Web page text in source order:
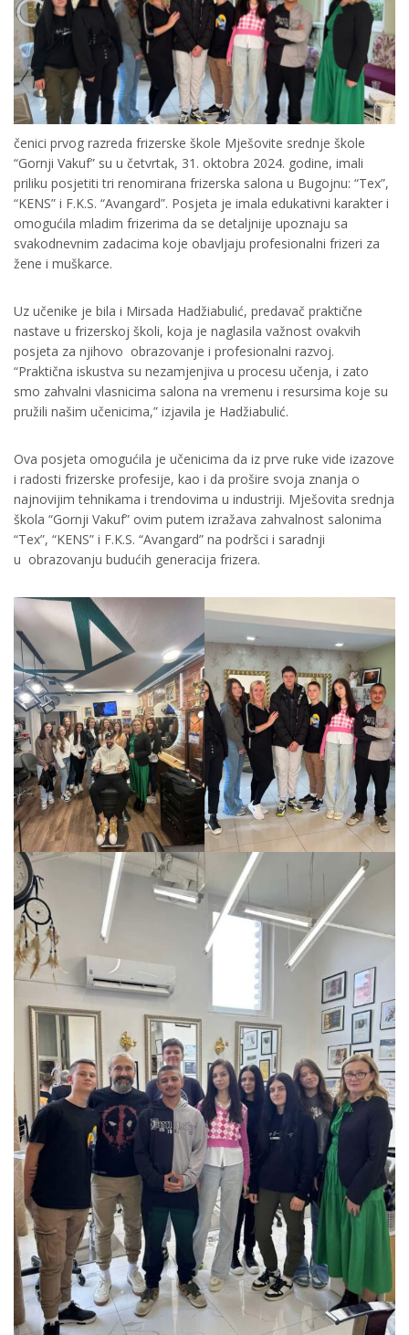
čenici prvog razreda frizerske škole Mješovite srednje škole
“Gornji Vakuf” su u četvrtak, 31. oktobra 2024. godine, imali
priliku posjetiti tri renomirana frizerska salona u Bugojnu: “Tex”,
“KENS” i F.K.S. “Avangard”. Posjeta je imala edukativni karakter i
omogućila mladim frizerima da se detaljnije upoznaju sa
svakodnevnim zadacima koje obavljaju profesionalni frizeri za
žene i muškarce.
Uz učenike je bila i Mirsada Hadžiabulić, predavač praktične
nastave u frizerskoj školi, koja je naglasila važnost ovakvih
posjeta za njihovo obrazovanje i profesionalni razvoj.
“Praktična iskustva su nezamjenjiva u procesu učenja, i zato
smo zahvalni vlasnicima salona na vremenu i resursima koje su
pružili našim učenicima,” izjavila je Hadžiabulić.
Ova posjeta omogućila je učenicima da iz prve ruke vide izazove
i radosti frizerske profesije, kao i da prošire svoja znanja o
najnovijim tehnikama i trendovima u industriji. Mješovita srednja
škola “Gornji Vakuf” ovim putem izražava zahvalnost salonima
“Tex”, “KENS” i F.K.S. “Avangard” na podršci i saradnji
u obrazovanju budućih generacija frizera.